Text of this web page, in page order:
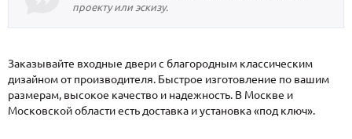
проекту или эскизу.
Заказывайте входные двери с благородным классическим
дизайном от производителя. Быстрое изготовление по вашим
размерам, высокое качество и надежность. В Москве и
Московской области есть доставка и установка «под ключ».